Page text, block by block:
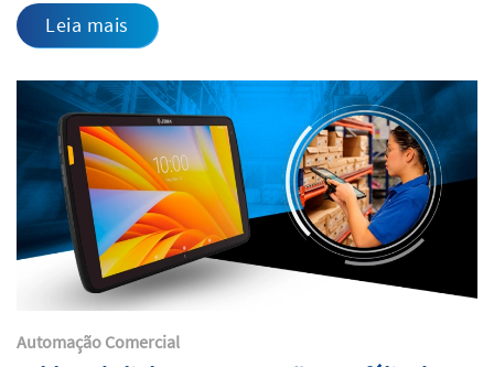
Leia mais
Automação Comercial